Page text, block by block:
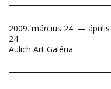
2009. március 24. — április
24.
Aulich Art Galéria